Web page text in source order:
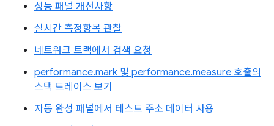
성능 패널 개선사항
실시간 측정항목 관찰
네트워크 트랙에서 검색 요청
performance.mark 및 performance.measure 호출의
스택 트레이스 보기
자동 완성 패널에서 테스트 주소 데이터 사용